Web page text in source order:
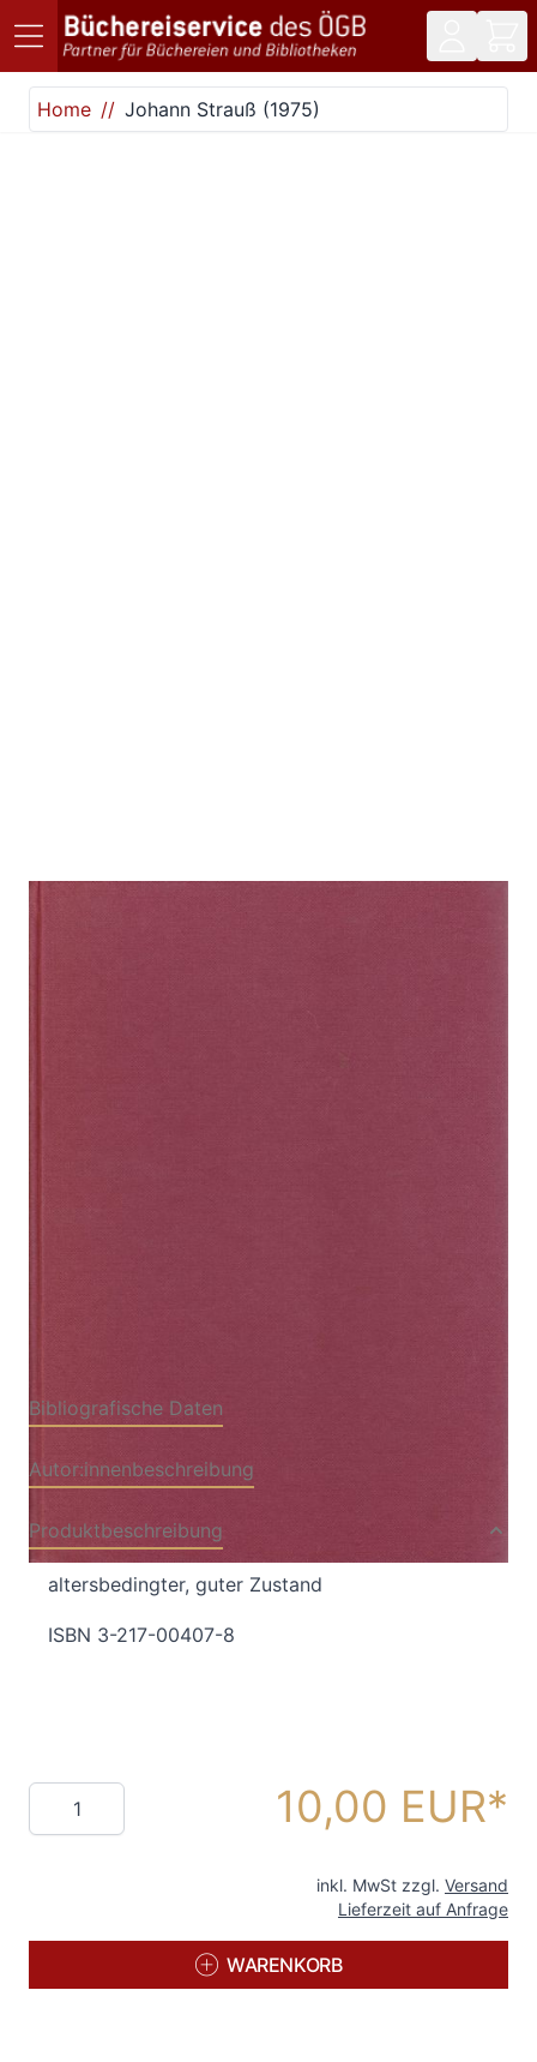
Direkt zum Inhalt
Home
Johann Strauß (1975)
Bibliografische Daten
Autor:innenbeschreibung
Produktbeschreibung
altersbedingter, guter Zustand
ISBN 3-217-00407-8
Menge 10,00 EUR
inkl. MwSt zzgl. Versand
Lieferzeit auf Anfrage
WARENKORB